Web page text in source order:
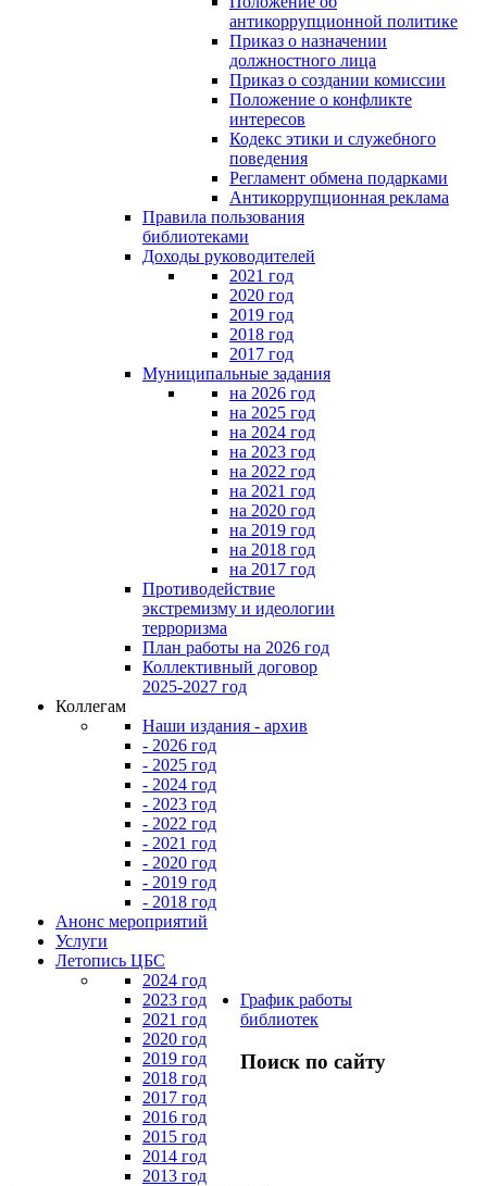
антикоррупционной политике
Приказ о назначении
должностного лица
Приказ о создании комиссии
Положение о конфликте
интересов
Кодекс этики и служебного
поведения
Регламент обмена подарками
Антикоррупционная реклама
Правила пользования
библиотеками
Доходы руководителей
2021 год
2020 год
2019 год
2018 год
2017 год
Муниципальные задания
на 2026 год
на 2025 год
на 2024 год
на 2023 год
на 2022 год
на 2021 год
на 2020 год
на 2019 год
на 2018 год
на 2017 год
Противодействие
экстремизму и идеологии
терроризма
План работы на 2026 год
Коллективный договор
2025-2027 год
Коллегам
Наши издания - архив
- 2026 год
- 2025 год
- 2024 год
- 2023 год
- 2022 год
- 2021 год
- 2020 год
- 2019 год
- 2018 год
Анонс мероприятий
Услуги
Летопись ЦБС
2024 год
2023 год
2021 год
2020 год
2019 год
2018 год
2017 год
2016 год
2015 год
2014 год
2013 год
График работы
библиотек
Поиск по сайту